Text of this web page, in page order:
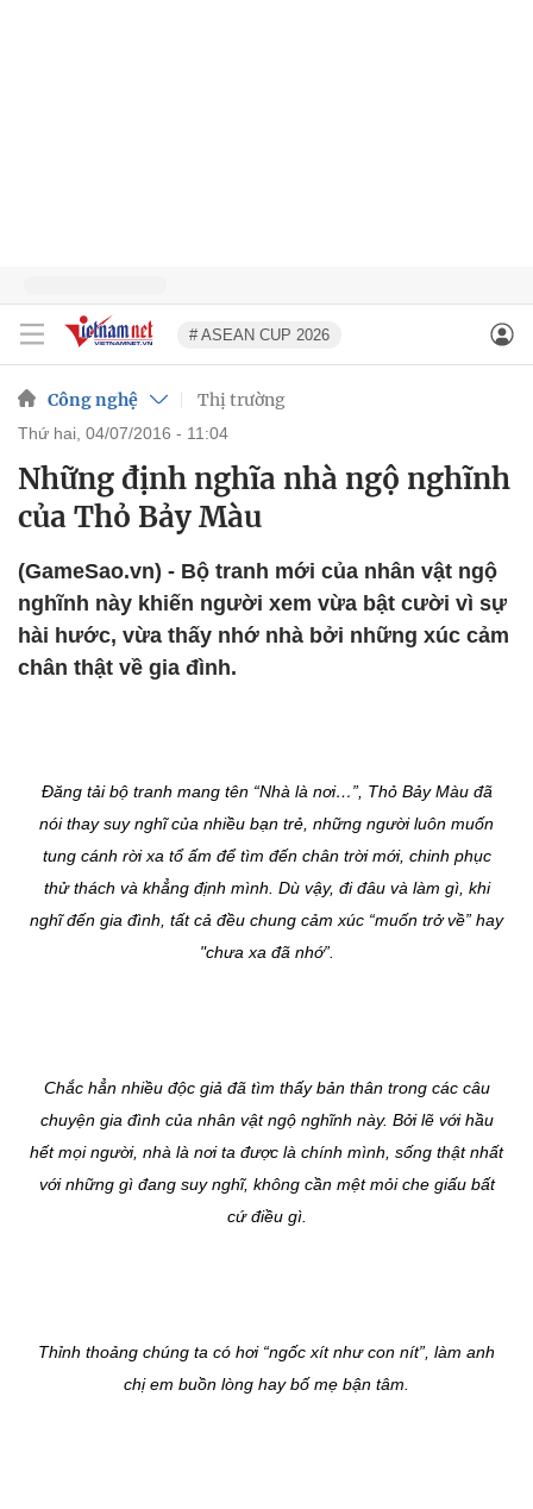
# ASEAN CUP 2026
Công nghệ Thị trường
thứ hai, 04/07/2016 - 11:04
Những định nghĩa nhà ngộ nghĩnh
của Thỏ Bảy Màu
(GameSao.vn) - Bộ tranh mới của nhân vật ngộ
nghĩnh này khiến người xem vừa bật cười vì sự
hài hước, vừa thấy nhớ nhà bởi những xúc cảm
chân thật về gia đình.
Đăng tải bộ tranh mang tên “Nhà là nơi…”, Thỏ Bảy Màu đã
nói thay suy nghĩ của nhiều bạn trẻ, những người luôn muốn
tung cánh rời xa tổ ấm để tìm đến chân trời mới, chinh phục
thử thách và khẳng định mình. Dù vậy, đi đâu và làm gì, khi
nghĩ đến gia đình, tất cả đều chung cảm xúc “muốn trở về” hay
"chưa xa đã nhớ”.
Chắc hẳn nhiều độc giả đã tìm thấy bản thân trong các câu
chuyện gia đình của nhân vật ngộ nghĩnh này. Bởi lẽ với hầu
hết mọi người, nhà là nơi ta được là chính mình, sống thật nhất
với những gì đang suy nghĩ, không cần mệt mỏi che giấu bất
cứ điều gì.
Thỉnh thoảng chúng ta có hơi “ngốc xít như con nít”, làm anh
chị em buồn lòng hay bố mẹ bận tâm.